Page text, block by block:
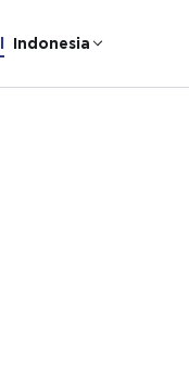
Indonesia